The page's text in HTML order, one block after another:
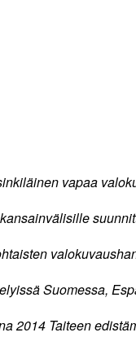
vapaa
Suomessa,
2014 Taiteen